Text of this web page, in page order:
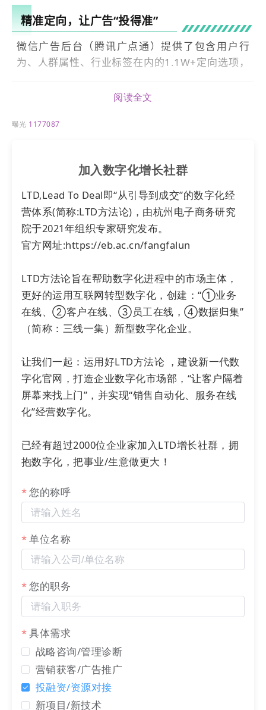
精准定向，让广告“投得准”
微信广告后台（腾讯广点通）提供了包含用户行
为、人群属性、行业标签在内的1.1W+定向选项，
然而，多数标签适用于C端市场，对B2B企业的适
大数据能力，提供包括常规人群属性、行业标签、
LBS定向以及用户最近7-180天的兴趣产品、品牌
和行业等多类型兴趣标签，大大提升了B2B企业锁
定目标人群的效率。此外，巨量云图还支持建立定
丝人群。
阅读全文
曝光 1177087
加入数字化增长社群
LTD,Lead To Deal即“从引导到成交”的数字化经
营体系(简称:LTD方法论)，由杭州电子商务研究
院于2021年组织专家研究发布。
官方网址:https://eb.ac.cn/fangfalun
LTD方法论旨在帮助数字化进程中的市场主体，
更好的运用互联网转型数字化，创建：“①业务
在线、②客户在线、③员工在线，④数据归集”
（简称：三线一集）新型数字化企业。
让我们一起：运用好LTD方法论 ，建设新一代数
字化官网，打造企业数字化市场部，“让客户隔着
屏幕来找上门”，并实现“销售自动化、服务在线
化”经营数字化。
已经有超过2000位企业家加入LTD增长社群，拥
抱数字化，把事业/生意做更大！
您的称呼
单位名称
您的职务
具体需求
战略咨询/管理诊断
营销获客/广告推广
投融资/资源对接
新项目/新技术